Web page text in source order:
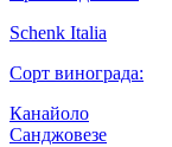
Schenk Italia
Сорт винограда:
Канайоло
Санджовезе